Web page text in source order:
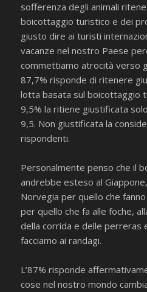
sofferenza degli animali
boicottaggio turistico e dei
giusto dire ai turisti
vacanze nel nostro Paese
commettiamo atrocità verso
87,7% risponde di ritenere
lotta basata sul boicottaggio
9,5% la ritiene giustificata
9,5. Non giustificata la
rispondenti.
Personalmente penso che il
andrebbe esteso al Giappone,
Norvegia per quello che
per quello che fa alle foche,
della corrida e delle perreras
facciamo ai randagi.
L’87% risponde
cose nel nostro mondo